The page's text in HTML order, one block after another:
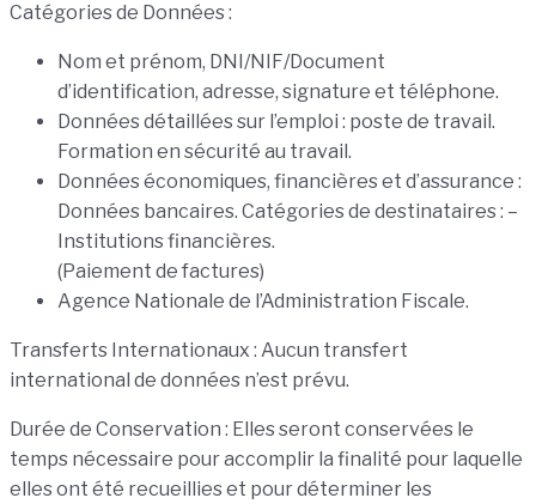
Catégories de Données :
Nom et prénom, DNI/NIF/Document
d’identification, adresse, signature et téléphone.
Données détaillées sur l’emploi : poste de travail.
Formation en sécurité au travail.
Données économiques, financières et d’assurance :
Données bancaires. Catégories de destinataires : –
Institutions financières.
(Paiement de factures)
Agence Nationale de l’Administration Fiscale.
Transferts Internationaux : Aucun transfert
international de données n’est prévu.
Durée de Conservation : Elles seront conservées le
temps nécessaire pour accomplir la finalité pour laquelle
elles ont été recueillies et pour déterminer les